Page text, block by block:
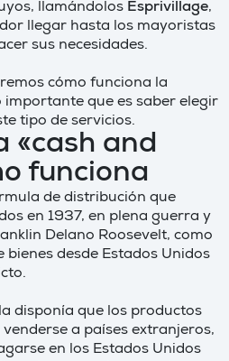
llamándolos Esprivillage,
llegar hasta los mayoristas
sus necesidades.
cómo funciona la
importante que es saber elegir
tipo de servicios.
«cash and
funciona
de distribución que
en 1937, en plena guerra y
Delano Roosevelt, como
desde Estados Unidos
disponía que los productos
a países extranjeros,
en los Estados Unidos